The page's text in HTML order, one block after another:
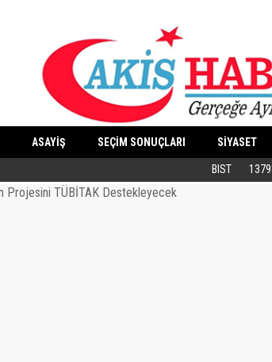
ASAYİŞ SEÇİM SONUÇLARI SİYASET
Bu haliyle
BIST